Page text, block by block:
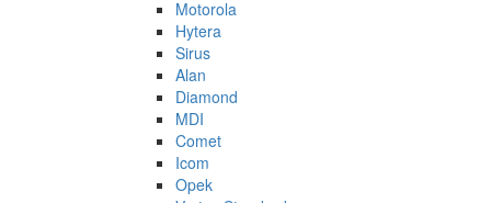
Motorola
Hytera
Sirus
Alan
Diamond
MDI
Comet
Icom
Opek